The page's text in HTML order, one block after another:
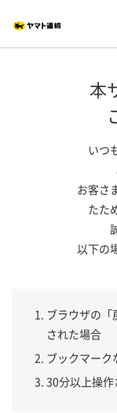
本
いつ
お客さ
たた
以下の
ブラウザの「
された場合
ブックマーク
30分以上操